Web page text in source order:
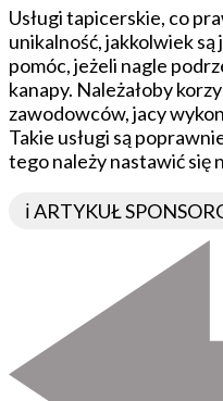
Usługi tapicerskie, co
unikalność, jakkolwiek
pomóc, jeżeli nagle
kanapy. Należałoby
zawodowców, jacy
Takie usługi są
tego należy nastawić się
ℹ️ ARTYKUŁ